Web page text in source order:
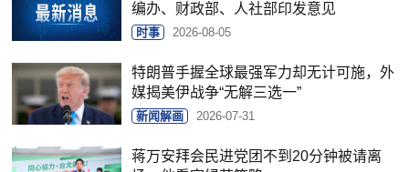
编办、财政部、人社部印发意见
时事 2026-08-05
特朗普手握全球最强军力却无计可施，外
媒揭美伊战争“无解三选一”
新闻解画 2026-07-31
蒋万安拜会民进党团不到20分钟被请离